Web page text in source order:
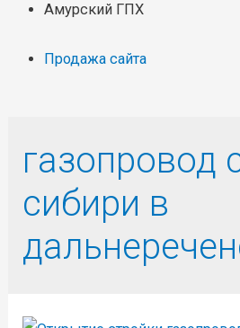
Амурский ГПХ
Продажа сайта
газопровод
сибири в